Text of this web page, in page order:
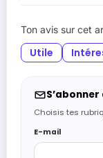
Ton avis sur cet
Utile
Choisis tes
E-mail